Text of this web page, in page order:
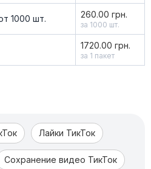
1000 шт. 260.00 грн.
за 1000 шт.
1720.00 грн.
за 1 пакет
Лайки ТикТок
Сохранение видео ТикТок